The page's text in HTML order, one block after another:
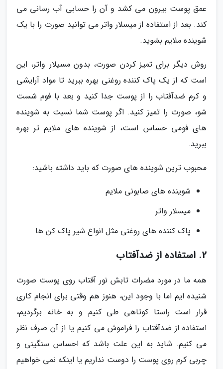
عمق پوست بیرون می کشد و آن را حسابی آب رسانی می
کند. بعد از استفاده از میسلار واتر می توانید صورت را با یک
شوینده ملایم بشوید.
روش دیگر برای تمیز کردن صورت، بدون مسیلار واتر، این
است که از یک پاک کننده روغنی بهره ببرید تا مواد آرایشی
و کرم ضدآفتاب را از پوست جدا کنید و بعد با فوم شست
شو، صورت را تمیز کنید. اگر پوست شما نسبت به شوینده
های فومی حساس است، از شوینده های ملایم تر بهره
ببرید.
محبوب ترین شوینده های صورت که باید داشته باشید:
شوینده های صابونی ملایم
میسلار واتر
پاک کننده های روغنی مثل انواع شیر پاک کن ها
2. استفاده از ضدآفتاب
همه ما در مورد مضرات تابش نور آفتاب روی پوست صورت
شنیده ایم اما با وجود این، هنوز هم وقتی برای انجام کاری
قرار است راستا کوتاهی طی کنیم و به خانه برگردیم،
استفاده از ضدآفتاب را فراموش می کنیم یا از آن صرف نظر
می کنیم. شاید به این علت باشد که احساس سنگینی و
چربی کرم روی پوست را دوست نداریم یا اینکه نمی خواهیم